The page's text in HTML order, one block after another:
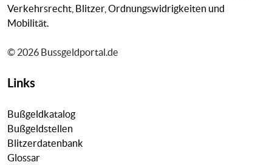
Verkehrsrecht, Blitzer, Ordnungswidrigkeiten und
Mobilität.
© 2026 Bussgeldportal.de
Links
Bußgeldkatalog
Bußgeldstellen
Blitzerdatenbank
Glossar